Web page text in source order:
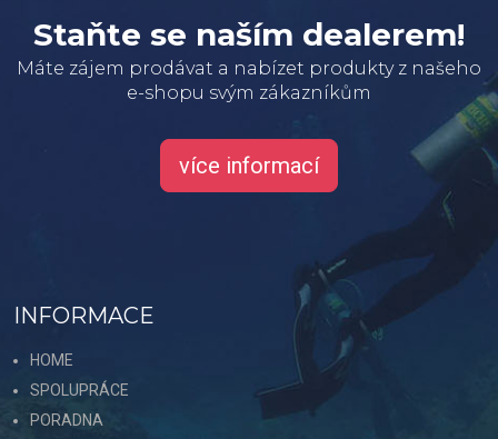
Staňte se naším dealerem!
Máte zájem prodávat a nabízet produkty z našeho
e-shopu svým zákazníkům
více informací
INFORMACE
HOME
SPOLUPRÁCE
PORADNA